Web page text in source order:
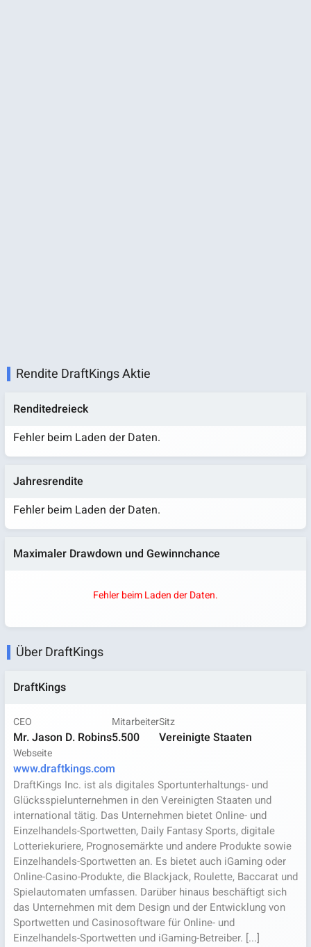
Rendite DraftKings Aktie
Renditedreieck
Fehler beim Laden der Daten.
Jahresrendite
Fehler beim Laden der Daten.
Maximaler Drawdown und Gewinnchance
Fehler beim Laden der Daten.
Über DraftKings
DraftKings
CEO
Mr. Jason D. Robins
Mitarbeiter
5.500
Sitz
Vereinigte Staaten
Webseite
www.draftkings.com
DraftKings Inc. ist als digitales Sportunterhaltungs- und
Glücksspielunternehmen in den Vereinigten Staaten und
international tätig. Das Unternehmen bietet Online- und
Einzelhandels-Sportwetten, Daily Fantasy Sports, digitale
Lotteriekuriere, Prognosemärkte und andere Produkte sowie
Einzelhandels-Sportwetten an. Es bietet auch iGaming oder
Online-Casino-Produkte, die Blackjack, Roulette, Baccarat und
Spielautomaten umfassen. Darüber hinaus beschäftigt sich
das Unternehmen mit dem Design und der Entwicklung von
Sportwetten und Casinosoftware für Online- und
Einzelhandels-Sportwetten und iGaming-Betreiber. [...]